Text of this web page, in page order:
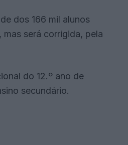
dos 166 mil alunos
será corrigida, pela
do 12.º ano de
secundário.